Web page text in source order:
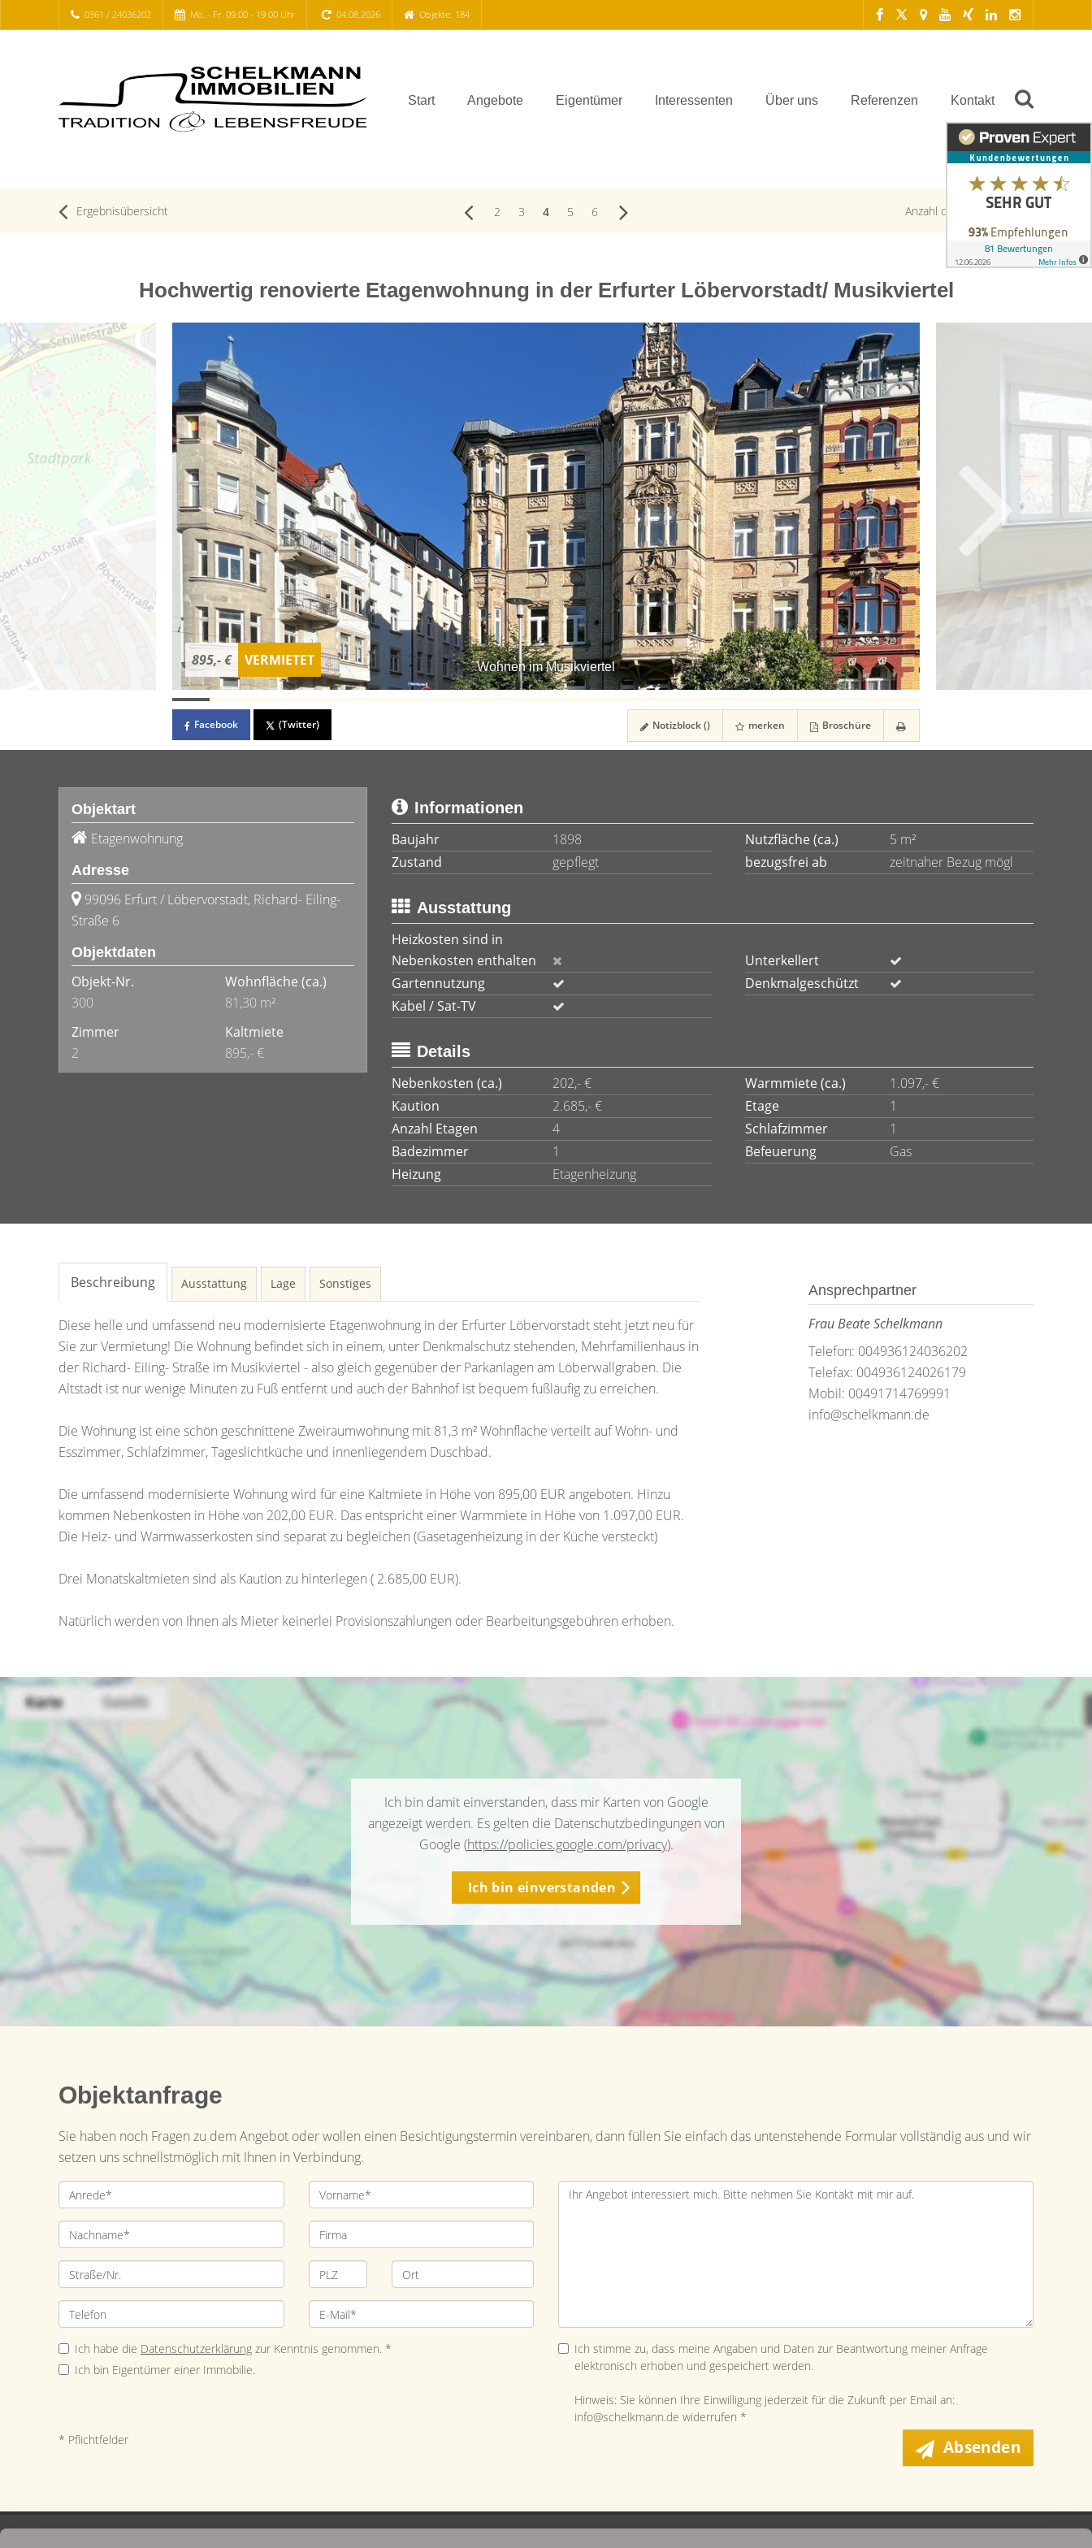
0361 / 24036202 Mo. - Fr. 09.00 - 19.00 Uhr 04.08.2026 Objekte: 184
Start Angebote Eigentümer Interessenten Über uns Referenzen Kontakt
Ergebnisübersicht 2 3 4 5 6 Anzahl der Objekte: 4 | 6
Hochwertig renovierte Etagenwohnung in der Erfurter Löbervorstadt/ Musikviertel
Wohnen im Musikviertel
895,- € VERMIETET
Facebook (Twitter) Notizblock () merken Broschüre
Objektart
Etagenwohnung
Adresse
99096 Erfurt / Löbervorstadt, Richard- Eiling-
Straße 6
Objektdaten
Objekt-Nr.
300
Wohnfläche (ca.)
81,30 m²
Zimmer
2
Kaltmiete
895,- €
Informationen
Baujahr
1898 Nutzfläche (ca.)
5 m²
Zustand
gepflegt bezugsfrei ab zeitnaher Bezug mögl
Ausstattung
Heizkosten sind in
Nebenkosten enthalten
Unterkellert
Gartennutzung
Denkmalgeschützt
Kabel / Sat-TV
Details
Nebenkosten (ca.)
202,- € Warmmiete (ca.)
1.097,- €
Kaution
2.685,- € Etage
1
Anzahl Etagen
4 Schlafzimmer
1
Badezimmer
1 Befeuerung
Gas
Heizung
Etagenheizung
Beschreibung Ausstattung Lage Sonstiges
Diese helle und umfassend neu modernisierte Etagenwohnung in der Erfurter Löbervorstadt steht jetzt neu für
Sie zur Vermietung! Die Wohnung befindet sich in einem, unter Denkmalschutz stehenden, Mehrfamilienhaus in
der Richard- Eiling- Straße im Musikviertel - also gleich gegenüber der Parkanlagen am Löberwallgraben. Die
Altstadt ist nur wenige Minuten zu Fuß entfernt und auch der Bahnhof ist bequem fußläufig zu erreichen.
Die Wohnung ist eine schön geschnittene Zweiraumwohnung mit 81,3 m² Wohnfläche verteilt auf Wohn- und
Esszimmer, Schlafzimmer, Tageslichtküche und innenliegendem Duschbad.
Die umfassend modernisierte Wohnung wird für eine Kaltmiete in Höhe von 895,00 EUR angeboten. Hinzu
kommen Nebenkosten in Höhe von 202,00 EUR. Das entspricht einer Warmmiete in Höhe von 1.097,00 EUR.
Die Heiz- und Warmwasserkosten sind separat zu begleichen (Gasetagenheizung in der Küche versteckt)
Drei Monatskaltmieten sind als Kaution zu hinterlegen ( 2.685,00 EUR).
Natürlich werden von Ihnen als Mieter keinerlei Provisionszahlungen oder Bearbeitungsgebühren erhoben.
Ansprechpartner
Frau Beate Schelkmann
Telefon: 004936124036202
Telefax: 004936124026179
Mobil: 00491714769991
info@schelkmann.de
Ich bin damit einverstanden, dass mir Karten von Google
angezeigt werden. Es gelten die Datenschutzbedingungen von
Google (https://policies.google.com/privacy).
Ich bin einverstanden
Objektanfrage
Sie haben noch Fragen zu dem Angebot oder wollen einen Besichtigungstermin vereinbaren, dann füllen Sie einfach das untenstehende Formular vollständig aus und wir
setzen uns schnellstmöglich mit Ihnen in Verbindung.
Ich habe die Datenschutzerklärung zur Kenntnis genommen. *
Ich bin Eigentümer einer Immobilie.
Ich stimme zu, dass meine Angaben und Daten zur Beantwortung meiner Anfrage
elektronisch erhoben und gespeichert werden.
Hinweis: Sie können Ihre Einwilligung jederzeit für die Zukunft per Email an:
info@schelkmann.de widerrufen *
* Pflichtfelder
Absenden